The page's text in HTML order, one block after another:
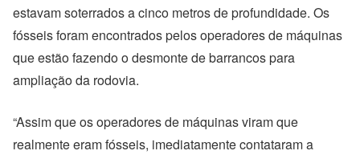
estavam soterrados a cinco metros de profundidade. Os
fósseis foram encontrados pelos operadores de máquinas
que estão fazendo o desmonte de barrancos para
ampliação da rodovia.
“Assim que os operadores de máquinas viram que
realmente eram fósseis, imediatamente contataram a